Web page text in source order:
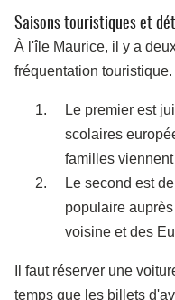
Saisons touristiques et
À l'île Maurice, il y a
fréquentation touristique.
Le premier est
scolaires
familles
Le second est
populaire
voisine et des
Il faut réserver une
temps que les billets